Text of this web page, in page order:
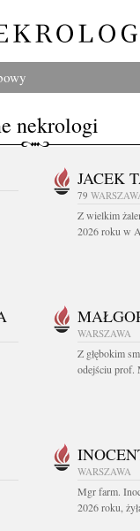
nekrologi
JACEK
79
Z wielkim
2026 roku w
WARSZAWA
Z głębokim
odejściu prof.
WARSZAWA
Mgr farm.
2026 roku,